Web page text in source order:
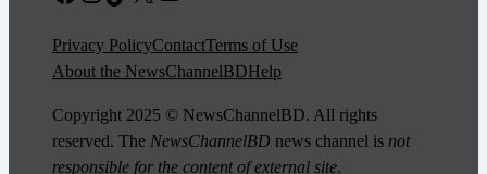
Privacy PolicyContactTerms of Use
About the NewsChannelBDHelp
Copyright 2025 © NewsChannelBD. All rights
reserved. The NewsChannelBD news channel is not
responsible for the content of external site.